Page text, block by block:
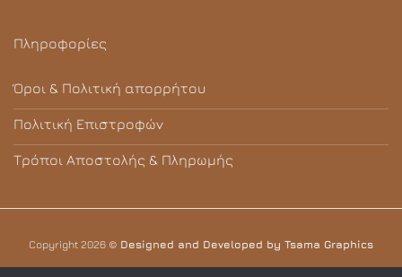
Πληροφορίες
Όροι & Πολιτική απορρήτου
Πολιτική Επιστροφών
Τρόποι Αποστολής & Πληρωμής
Copyright 2026 © Designed and Developed by Tsama Graphics